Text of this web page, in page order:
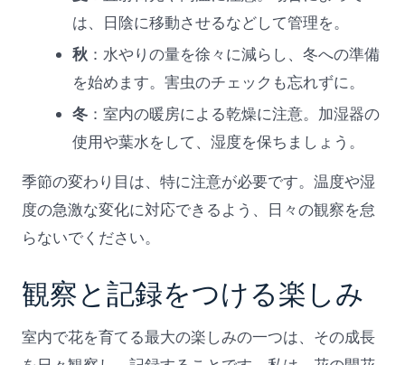
は、日陰に移動させるなどして管理を。
秋 ：水やりの量を徐々に減らし、冬への準備
を始めます。害虫のチェックも忘れずに。
冬 ：室内の暖房による乾燥に注意。加湿器の
使用や葉水をして、湿度を保ちましょう。
季節の変わり目は、特に注意が必要です。温度や湿
度の急激な変化に対応できるよう、日々の観察を怠
らないでください。
観察と記録をつける楽しみ
室内で花を育てる最大の楽しみの一つは、その成長